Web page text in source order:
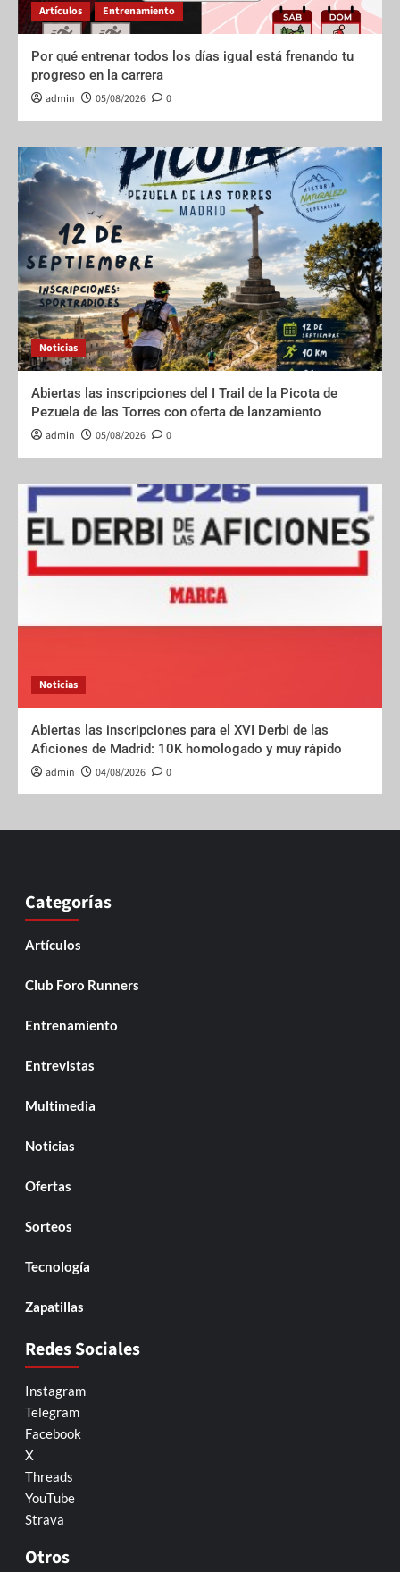
Artículos Entrenamiento
Por qué entrenar todos los días igual está frenando tu
progreso en la carrera
admin 05/08/2026 0
Noticias
Abiertas las inscripciones del I Trail de la Picota de
Pezuela de las Torres con oferta de lanzamiento
admin 05/08/2026 0
Noticias
Abiertas las inscripciones para el XVI Derbi de las
Aficiones de Madrid: 10K homologado y muy rápido
admin 04/08/2026 0
Categorías
Artículos
Club Foro Runners
Entrenamiento
Entrevistas
Multimedia
Noticias
Ofertas
Sorteos
Tecnología
Zapatillas
Redes Sociales
Instagram
Telegram
Facebook
X
Threads
YouTube
Strava
Otros